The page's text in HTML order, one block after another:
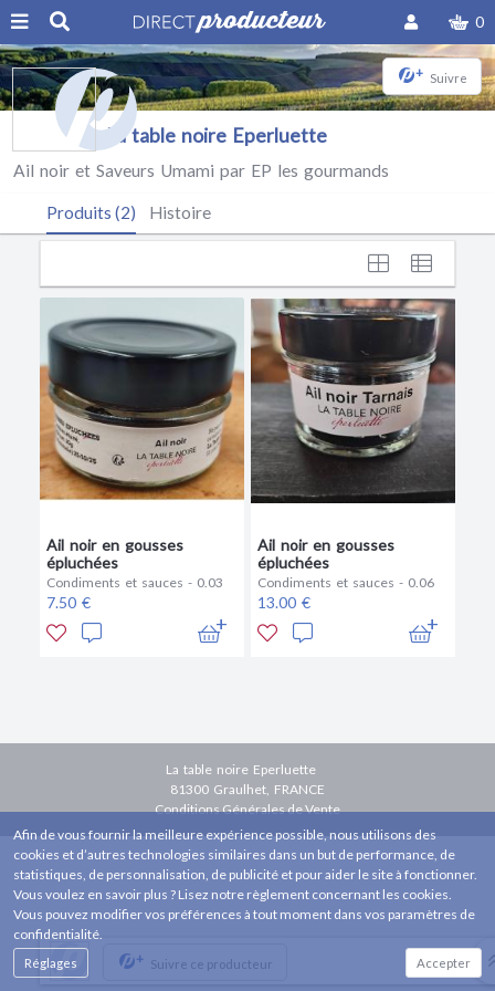
0
+ Suivre
La table noire Eperluette
Ail noir et Saveurs Umami par EP les gourmands
Produits (2) Histoire
Ail noir en gousses
épluchées
Condiments et sauces - 0.03
7.50 €
Ail noir en gousses
épluchées
Condiments et sauces - 0.06
13.00 €
+ Suivre ce producteur
La table noire Eperluette
81300 Graulhet, FRANCE
Conditions Générales de Vente
Afin de vous fournir la meilleure expérience possible, nous utilisons des
cookies et d’autres technologies similaires dans un but de performance, de
statistiques, de personnalisation, de publicité et pour aider le site à fonctionner.
Vous voulez en savoir plus ? Lisez notre règlement concernant les cookies.
Vous pouvez modifier vos préférences à tout moment dans vos paramètres de
confidentialité.
Réglages Accepter